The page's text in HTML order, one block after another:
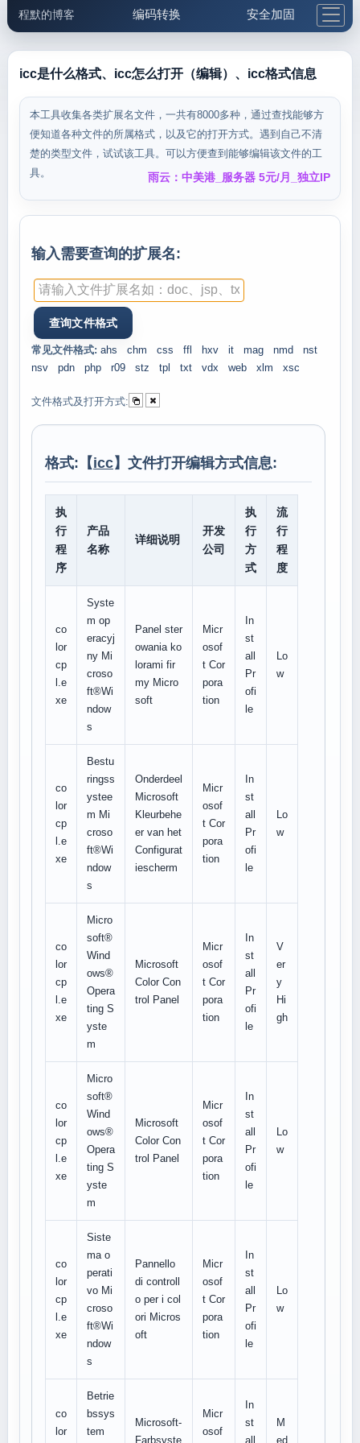
程默的博客 编码转换 安全加固
邮件工具 生活便民 更多工具
5.1支付宝大红包
icc是什么格式、icc怎么打开（编辑）、icc格式信息
本工具收集各类扩展名文件，一共有8000多种，通过查找能够方
便知道各种文件的所属格式，以及它的打开方式。遇到自己不清
楚的类型文件，试试该工具。可以方便查到能够编辑该文件的工
具。
雨云：中美港_服务器 5元/月_独立IP
输入需要查询的扩展名:
常见文件格式: ahs chm css ffl hxv it mag nmd
nst
nsv
pdn php r09 stz tpl txt vdx web xlm xsc
文件格式及打开方式:
格式:【icc】文件打开编辑方式信息:
执
行
程
序
产品
名称
详细说明
开发
公司
执
行
方
式
流
行
程
度
co
lor
cp
l.e
xe
Syste
m op
eracyj
ny Mi
croso
ft®Wi
ndow
s
Panel ster
owania ko
lorami fir
my Micro
soft
Micr
osof
t Cor
pora
tion
In
st
all
Pr
ofi
le
Lo
w
co
lor
cp
l.e
xe
Bestu
ringss
ystee
m Mi
croso
ft®Wi
ndow
s
Onderdeel
Microsoft
Kleurbehe
er van het
Configurat
iescherm
Micr
osof
t Cor
pora
tion
In
st
all
Pr
ofi
le
Lo
w
co
lor
cp
l.e
xe
Micro
soft®
Wind
ows®
Opera
ting S
yste
m
Microsoft
Color Con
trol Panel
Micr
osof
t Cor
pora
tion
In
st
all
Pr
ofi
le
V
er
y
Hi
gh
co
lor
cp
l.e
xe
Micro
soft®
Wind
ows®
Opera
ting S
yste
m
Microsoft
Color Con
trol Panel
Micr
osof
t Cor
pora
tion
In
st
all
Pr
ofi
le
Lo
w
co
lor
cp
l.e
xe
Siste
ma o
perati
vo Mi
croso
ft®Wi
ndow
s
Pannello
di controll
o per i col
ori Micros
oft
Micr
osof
t Cor
pora
tion
In
st
all
Pr
ofi
le
Lo
w
co
lor
Betrie
bssys
tem
Microsoft-
Farbsyste
Micr
osof
In
st
all
M
ed